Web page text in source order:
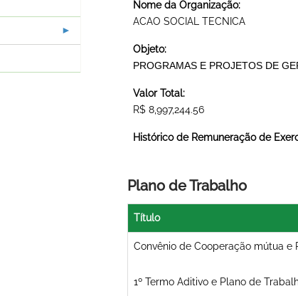
Nome da Organização:
ACAO SOCIAL TECNICA
Objeto:
PROGRAMAS E PROJETOS DE
Valor Total:
R$ 8,997,244.56
Histórico de Remuneração de
Plano de Trabalho
Título
Convênio de Cooperação mútua e
1º Termo Aditivo e Plano de